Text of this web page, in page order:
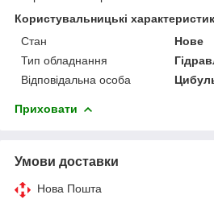
Користувальницькі
Стан
Нове
Тип обладнання
Відповідальна особа
Приховати
Умови доставки
Нова Пошта